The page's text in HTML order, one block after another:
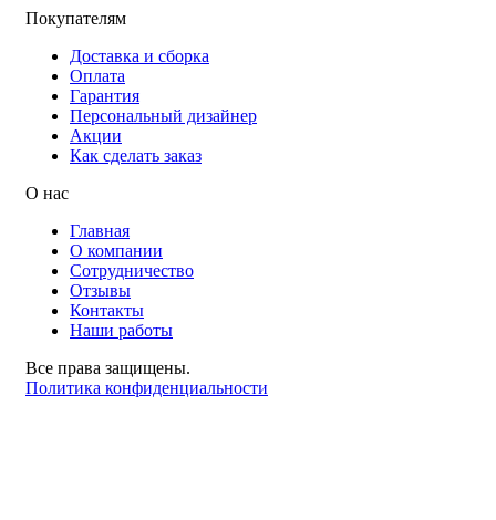
Покупателям
Доставка и сборка
Оплата
Гарантия
Персональный дизайнер
Акции
Как сделать заказ
О нас
Главная
О компании
Сотрудничество
Отзывы
Контакты
Наши работы
Все права защищены.
Политика конфиденциальности